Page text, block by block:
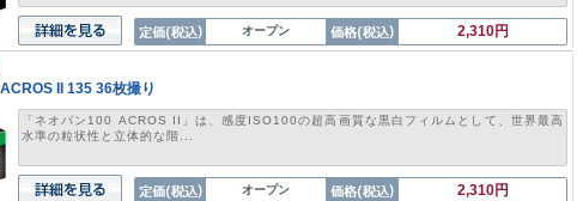
オープン
2,310円
II 135 36枚撮り
「ネオパン100 ACROS II」は、感度ISO100の超高画質な黒白フィルムとして、世界最高
水準の粒状性と立体的な階...
オープン 2,310円